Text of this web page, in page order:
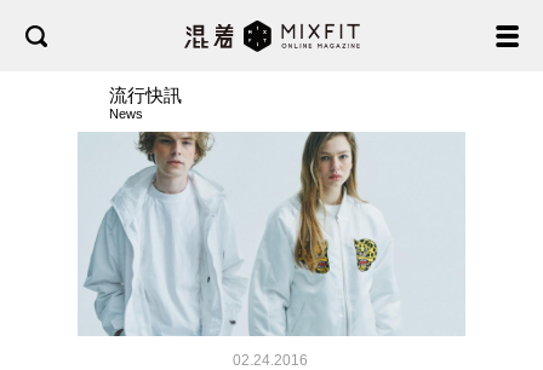
流行快訊
News
02.24.2016